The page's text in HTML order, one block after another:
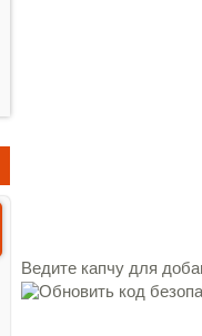
Ведите капчу для